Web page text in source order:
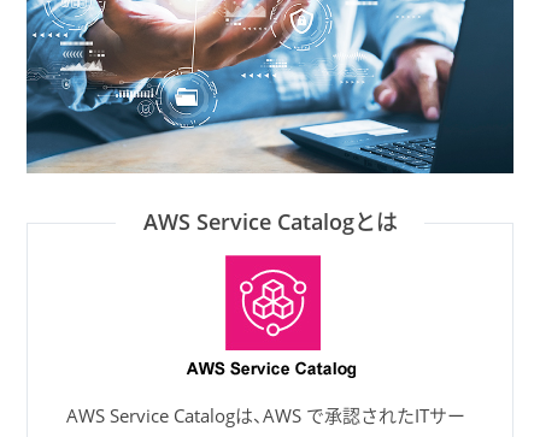
AWS Service Catalogとは
AWS Service Catalogは、AWS で承認されたITサー